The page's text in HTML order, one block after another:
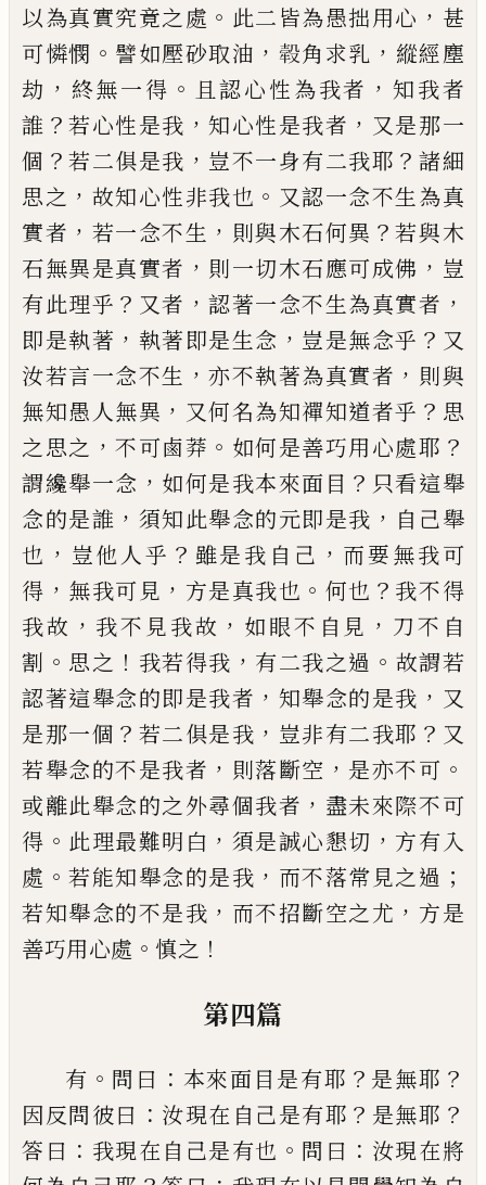
以為真實究竟之處 。 此二皆為愚拙用心 ， 甚
可憐憫 。 譬如壓砂取油 ， 𤚲角求乳 ， 縱經塵
劫 ， 終無一得 。 且認心性為我者 ， 知我者
誰 ？若心性是我 ，知心性是我者 ， 又是那一
個 ？若二俱是我 ， 豈不一身有二我耶 ？ 諸細
思之 ， 故知心性非我也 。 又認一念不生為真
實者 ， 若一念不生 ， 則與木石何異 ？若與木
石無異是真實者 ， 則一切木石應可成佛 ， 豈
有此理乎 ？ 又者 ，認著一念不生為真實者 ，
即是執著 ， 執著即是生念 ， 豈是無念乎 ？ 又
汝若言一念不生 ，亦不執著為真實者 ， 則與
無知愚人無異 ， 又何名為知禪知道者乎 ？ 思
之思之 ，不可鹵莽 。 如何是善巧用心處耶 ？
謂纔舉一念 ， 如何是我本來面目 ？ 只看這舉
念的是誰 ， 須知此舉念的元即是我 ， 自 己舉
也 ， 豈他人乎 ？ 雖是我自 己 ， 而要無我可
得 ， 無我可見 ， 方是真我也 。 何也 ？ 我不得
我故 ， 我不見我故 ， 如眼不自見 ， 刀不自
割 。 思之 ！ 我若得我 ， 有二我之過 。 故謂若
認著這舉念的即是我者 ， 知舉念的是我 ， 又
是那一個 ？ 若二俱是我 ， 豈非有二我耶 ？ 又
若舉念的不是我者 ， 則落斷空 ， 是亦不可 。
或離此舉念的之外尋個我者 ， 盡未來際不可
得 。 此理最難明白 ， 須是誠心懇切 ， 方有入
處 。若能知舉念的是我 ， 而不落常 見之過 ；
若知舉念的不是我 ， 而不招斷空之尤 ， 方是
善巧用心處 。 慎之 ！
第四篇
有 。 問曰 ： 本來面目是有耶 ？ 是無耶 ？
因反問彼曰 ： 汝現在自己是有耶 ？ 是無耶 ？
答曰 ： 我現在自 己是有也 。 問 曰 ： 汝現在將